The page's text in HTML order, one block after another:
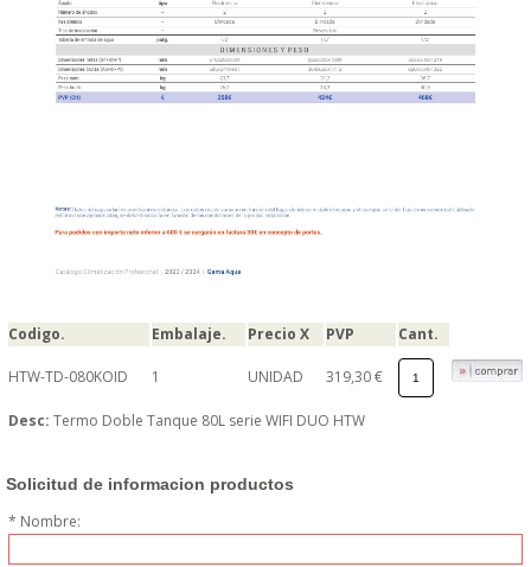
CRISTALERIA
CUBIERTOS
MAQUINARIA CALIENTE
MAQUINARIA DE
ELABORACI�N
Codigo. Embalaje. Precio X PVP Cant.
HTW-TD-080KOID 1 UNIDAD 319,30 €
Desc: Termo Doble Tanque 80L serie WIFI DUO HTW
Solicitud de informacion productos
* Nombre: